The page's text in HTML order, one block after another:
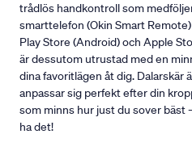
trådlös handkontroll som
smarttelefon (Okin Smart
Play Store (Android) och Apple
är dessutom utrustad med en
dina favoritlägen åt dig. Dalarskär
anpassar sig perfekt efter din
som minns hur just du sover bäst
ha det!